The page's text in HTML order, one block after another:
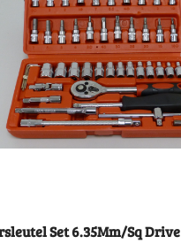
Set 6.35Mm/Sq Drive